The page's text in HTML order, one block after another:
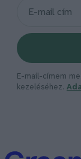
E-mail-címem
kezeléséhez.